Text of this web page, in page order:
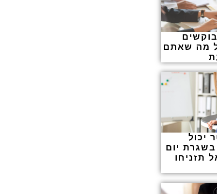
מה שאתם
יכול
יום
תזניחו